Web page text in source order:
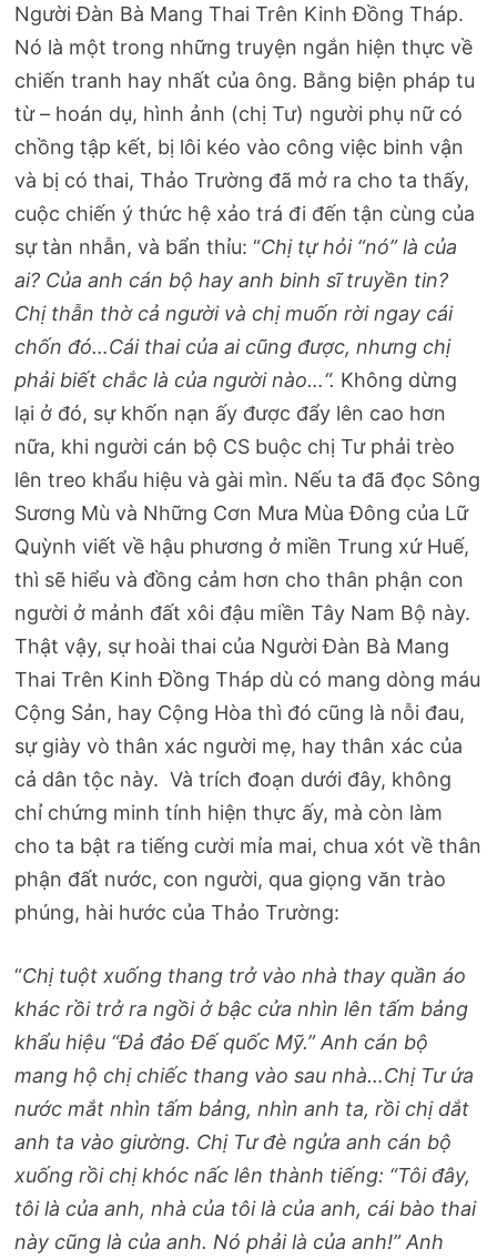
Người Đàn Bà Mang Thai Trên Kinh Đồng Tháp.
Nó là một trong những truyện ngắn hiện thực về
chiến tranh hay nhất của ông. Bằng biện pháp tu
từ – hoán dụ, hình ảnh (chị Tư) người phụ nữ có
chồng tập kết, bị lôi kéo vào công việc binh vận
và bị có thai, Thảo Trường đã mở ra cho ta thấy,
cuộc chiến ý thức hệ xảo trá đi đến tận cùng của
sự tàn nhẫn, và bẩn thỉu: “Chị tự hỏi “nó” là của
ai? Của anh cán bộ hay anh binh sĩ truyền tin?
Chị thẫn thờ cả người và chị muốn rời ngay cái
chốn đó…Cái thai của ai cũng được, nhưng chị
phải biết chắc là của người nào…“. Không dừng
lại ở đó, sự khốn nạn ấy được đẩy lên cao hơn
nữa, khi người cán bộ CS buộc chị Tư phải trèo
lên treo khẩu hiệu và gài mìn. Nếu ta đã đọc Sông
Sương Mù và Những Cơn Mưa Mùa Đông của Lữ
Quỳnh viết về hậu phương ở miền Trung xứ Huế,
thì sẽ hiểu và đồng cảm hơn cho thân phận con
người ở mảnh đất xôi đậu miền Tây Nam Bộ này.
Thật vậy, sự hoài thai của Người Đàn Bà Mang
Thai Trên Kinh Đồng Tháp dù có mang dòng máu
Cộng Sản, hay Cộng Hòa thì đó cũng là nỗi đau,
sự giày vò thân xác người mẹ, hay thân xác của
cả dân tộc này. Và trích đoạn dưới đây, không
chỉ chứng minh tính hiện thực ấy, mà còn làm
cho ta bật ra tiếng cười mỉa mai, chua xót về thân
phận đất nước, con người, qua giọng văn trào
phúng, hài hước của Thảo Trường:
“Chị tuột xuống thang trở vào nhà thay quần áo
khác rồi trở ra ngồi ở bậc cửa nhìn lên tấm bảng
khẩu hiệu “Đả đảo Đế quốc Mỹ.” Anh cán bộ
mang hộ chị chiếc thang vào sau nhà…Chị Tư ứa
nước mắt nhìn tấm bảng, nhìn anh ta, rồi chị dắt
anh ta vào giường. Chị Tư đè ngửa anh cán bộ
xuống rồi chị khóc nấc lên thành tiếng: “Tôi đây,
tôi là của anh, nhà của tôi là của anh, cái bào thai
này cũng là của anh. Nó phải là của anh!” Anh